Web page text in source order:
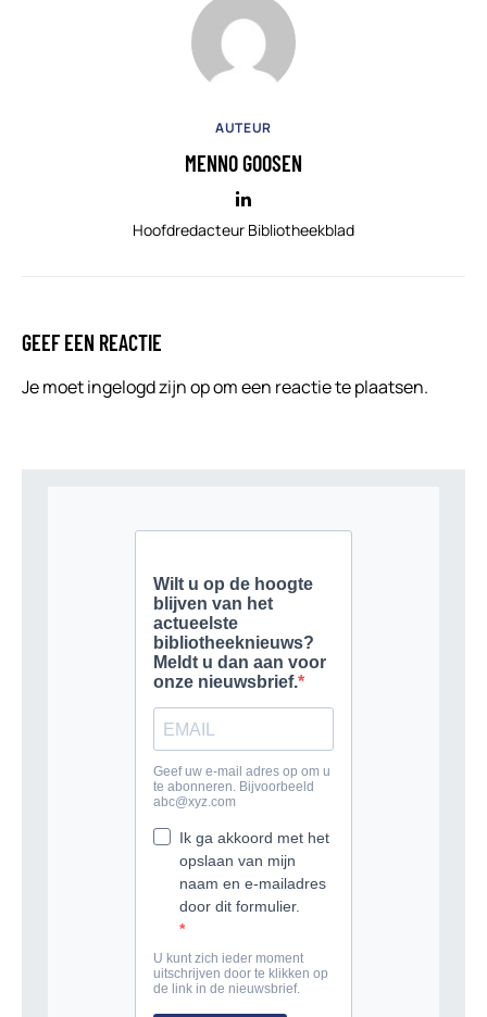
AUTEUR
MENNO GOOSEN
Hoofdredacteur Bibliotheekblad
GEEF EEN REACTIE
Je moetingelogd zijn opom een reactie te plaatsen.